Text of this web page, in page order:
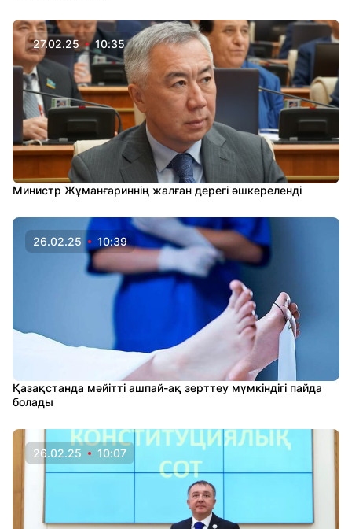
27.02.25 10:35
Министр Жұманғариннің жалған дерегі әшкереленді
26.02.25 10:39
Қазақстанда мәйітті ашпай-ақ зерттеу мүмкіндігі пайда
болады
26.02.25 10:07